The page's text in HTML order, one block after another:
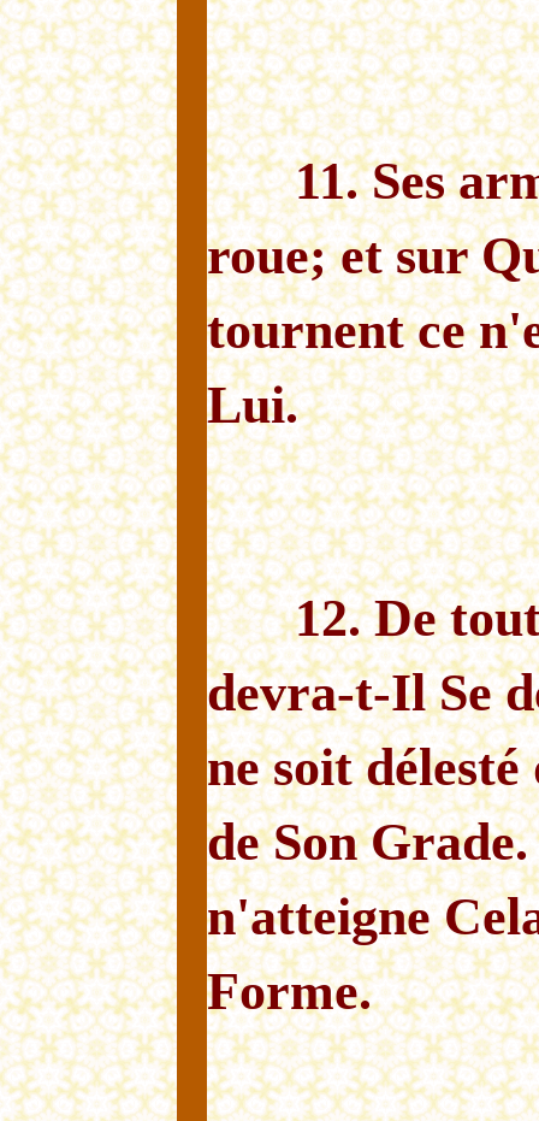
11. Ses
roue; et sur
tournent ce
Lui.
12. De
devra-t-Il Se
ne soit
de Son
n'atteigne
Forme.